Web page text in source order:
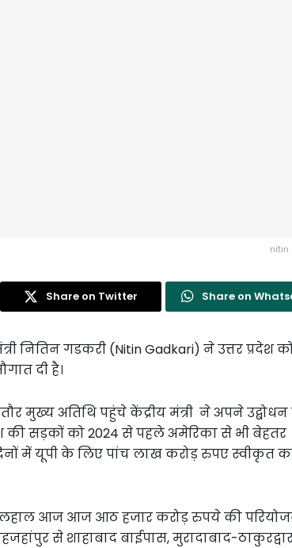
nitin
Share on Twitter Share on
नितिन गडकरी (Nitin Gadkari) ने उत्तर प्रदेश
दी है।
मुख्य अतिथि पहुंचे केंद्रीय मंत्री ने अपने
की सड़कों को 2024 से पहले अमेरिका से भी बेहतर
में यूपी के लिए पांच लाख करोड़ रुपए स्वीकृत
आज आज आठ हजार करोड़ रुपये की
से शाहाबाद बाईपास, मुरादाबाद-